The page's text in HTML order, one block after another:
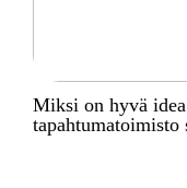
Miksi on hyvä
tapahtumatoimisto